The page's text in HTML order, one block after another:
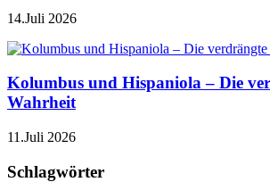
14.Juli 2026
Kolumbus und Hispaniola – Die
Wahrheit
11.Juli 2026
Schlagwörter